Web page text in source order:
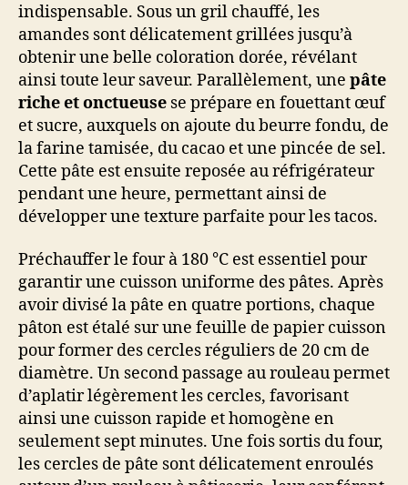
indispensable. Sous un gril chauffé, les
amandes sont délicatement grillées jusqu’à
obtenir une belle coloration dorée, révélant
ainsi toute leur saveur. Parallèlement, une pâte
riche et onctueuse se prépare en fouettant œuf
et sucre, auxquels on ajoute du beurre fondu, de
la farine tamisée, du cacao et une pincée de sel.
Cette pâte est ensuite reposée au réfrigérateur
pendant une heure, permettant ainsi de
développer une texture parfaite pour les tacos.
Préchauffer le four à 180 °C est essentiel pour
garantir une cuisson uniforme des pâtes. Après
avoir divisé la pâte en quatre portions, chaque
pâton est étalé sur une feuille de papier cuisson
pour former des cercles réguliers de 20 cm de
diamètre. Un second passage au rouleau permet
d’aplatir légèrement les cercles, favorisant
ainsi une cuisson rapide et homogène en
seulement sept minutes. Une fois sortis du four,
les cercles de pâte sont délicatement enroulés